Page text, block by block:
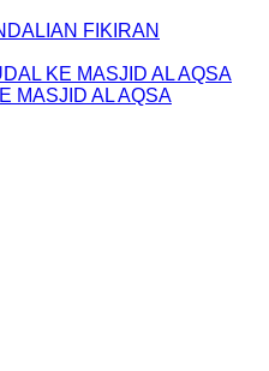
FIKIRAN
KE MASJID AL AQSA
MASJID AL AQSA